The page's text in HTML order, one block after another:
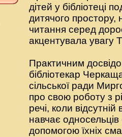
дітей у бібліотеці
дитячого простору,
читання серед
акцентувала увагу
Практичним
бібліотекар
сільської ради
про свою роботу з
речі, коли відсутній
навчає
допомогою їхніх